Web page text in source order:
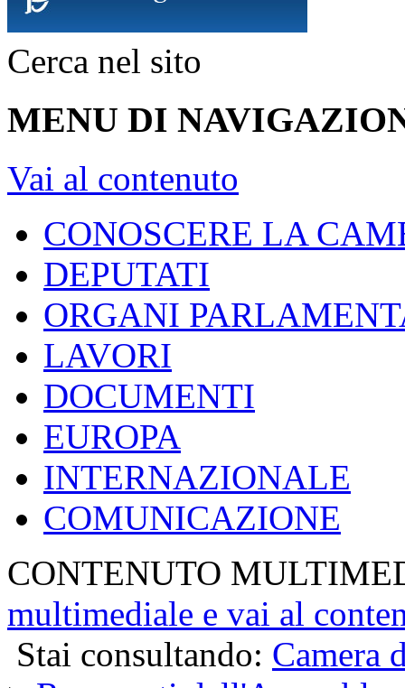
Cerca nel sito
MENU DI
Vai al contenuto
CONOSCERE LA
DEPUTATI
ORGANI
LAVORI
DOCUMENTI
EUROPA
INTERNAZIONALE
COMUNICAZIONE
CONTENUTO
multimediale e vai al
Stai consultando: Camera